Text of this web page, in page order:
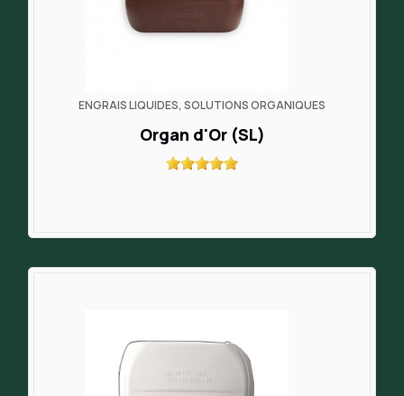
ENGRAIS LIQUIDES, SOLUTIONS ORGANIQUES
Organ d'Or (SL)